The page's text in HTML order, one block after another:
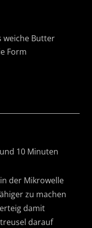
weiche Butter
Form
10 Minuten
der Mikrowelle
zu machen
damit
darauf